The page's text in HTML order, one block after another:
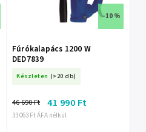
–10 %
Fúrókalapács 1200 W
DED7839
Készleten (>20 db)
33 063 Ft ÁFA nélkül
46 690 Ft 41 990 Ft